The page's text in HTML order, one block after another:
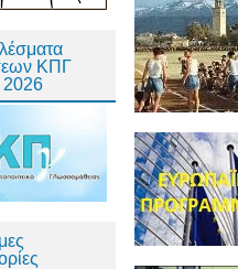
ΚΠΓ
2026